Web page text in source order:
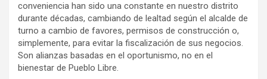
conveniencia han sido una constante en nuestro distrito
durante décadas, cambiando de lealtad según el alcalde de
turno a cambio de favores, permisos de construcción o,
simplemente, para evitar la fiscalización de sus negocios.
Son alianzas basadas en el oportunismo, no en el
bienestar de Pueblo Libre.